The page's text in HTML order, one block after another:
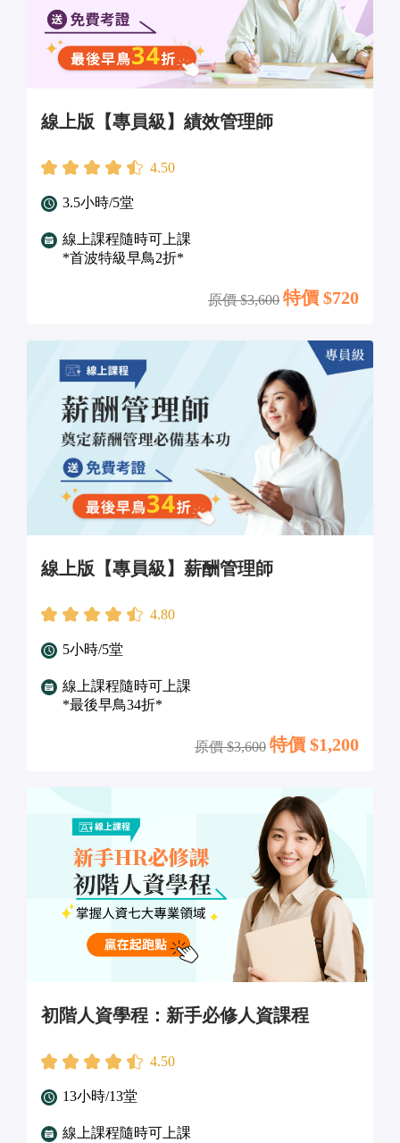
線上版【專員級】績效管理師
4.50
3.5小時/5堂
線上課程隨時可上課
*首波特級早鳥2折*
原價 $3,600 特價 $720
線上版【專員級】薪酬管理師
4.80
5小時/5堂
線上課程隨時可上課
*最後早鳥34折*
原價 $3,600 特價 $1,200
初階人資學程：新手必修人資課程
4.50
13小時/13堂
線上課程隨時可上課